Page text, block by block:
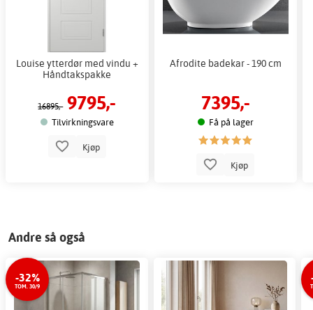
Louise ytterdør med vindu +
Håndtakspakke
16895,- 9795,-
Tilvirkningsvare
Kjøp
Afrodite badekar - 190 cm
7395,-
Få på lager
Kjøp
Andre så også
-32%
TOM. 30/9